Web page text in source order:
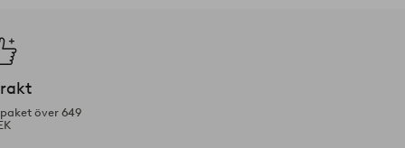
över 649